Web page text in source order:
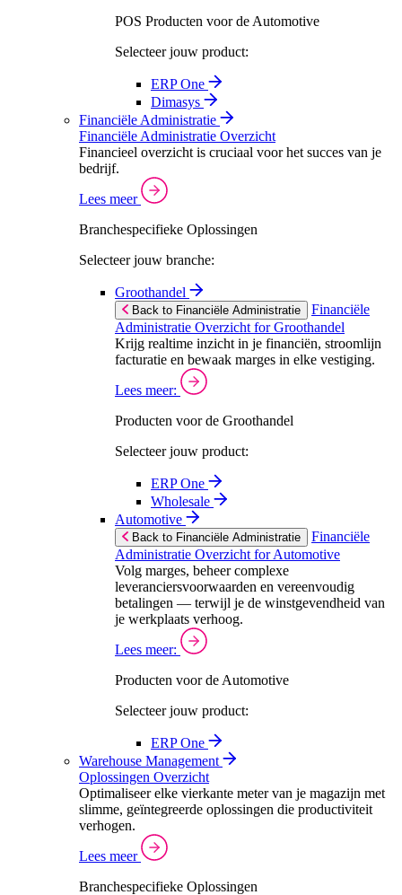
POS Producten voor de Automotive
Selecteer jouw product:
ERP One
Dimasys
Financiële Administratie
Financiële Administratie Overzicht
Financieel overzicht is cruciaal voor het succes van je
bedrijf.
Lees meer
Branchespecifieke Oplossingen
Selecteer jouw branche:
Groothandel
Back to Financiële Administratie
Financiële
Administratie Overzicht for Groothandel
Krijg realtime inzicht in je financiën, stroomlijn
facturatie en bewaak marges in elke vestiging.
Lees meer:
Producten voor de Groothandel
Selecteer jouw product:
ERP One
Wholesale
Automotive
Back to Financiële Administratie
Financiële
Administratie Overzicht for Automotive
Volg marges, beheer complexe
leveranciersvoorwaarden en vereenvoudig
betalingen — terwijl je de winstgevendheid van
je werkplaats verhoog.
Lees meer:
Producten voor de Automotive
Selecteer jouw product:
ERP One
Warehouse Management
Oplossingen Overzicht
Optimaliseer elke vierkante meter van je magazijn met
slimme, geïntegreerde oplossingen die productiviteit
verhogen.
Lees meer
Branchespecifieke Oplossingen